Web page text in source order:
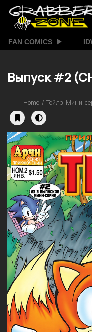
FAN COMICS
Выпуск #2
Home Тейлз: Мини-